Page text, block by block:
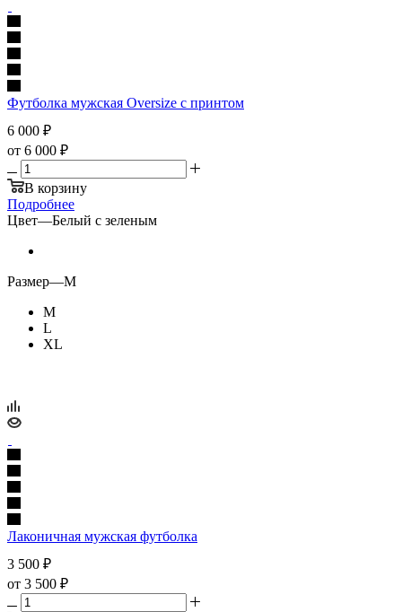
Футболка мужская Oversize с принтом
6 000 ₽
от 6 000 ₽
В корзину
Подробнее
Цвет—Белый с зеленым
Размер—M
M
L
XL
Лаконичная мужская футболка
3 500 ₽
от 3 500 ₽